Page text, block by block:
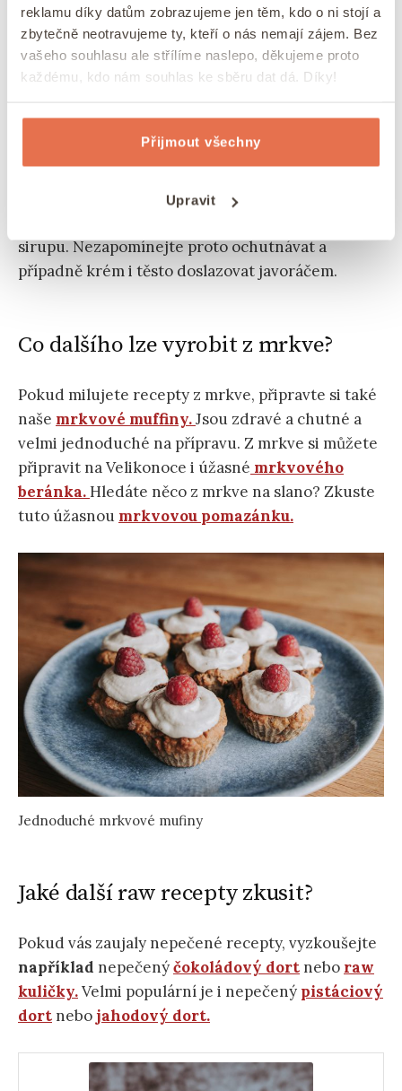
reklamu díky datům zobrazujeme jen těm, kdo o ni stojí a
zbytečně neotravujeme ty, kteří o nás nemají zájem. Bez
vašeho souhlasu ale střílíme naslepo, děkujeme proto
každému, kdo nám souhlas ke sběru dat dá. Díky!
Přijmout všechny
Upravit
Pokud chcete dosáhnout opravdu úžasného
veganského krému, doporučujeme nechat kešu
nemáte velmi výkonný mixér, může se stát, že
kešu krém nebude dostatečně jemný.
Ti z vás, co jsou zvyklí nazdravé dezerty
sirupu. Nezapomínejte proto ochutnávat a
případně krém i těsto doslazovat javoráčem.
Co dalšího lze vyrobit z mrkve?
Pokud milujete recepty z mrkve, připravte si také
naše mrkvové muffiny.Jsou zdravé a chutné a
velmi jednoduché na přípravu. Z mrkve si můžete
připravit na Velikonoce i úžasné mrkvového
beránka.Hledáte něco z mrkve na slano? Zkuste
tuto úžasnou mrkvovou pomazánku.
Jednoduché mrkvové mufiny
Jaké další raw recepty zkusit?
Pokud vás zaujaly nepečené recepty, vyzkoušejte
například nepečenýčokoládový dort nebo raw
kuličky.Velmi populární je i nepečený pistáciový
dort nebojahodový dort.